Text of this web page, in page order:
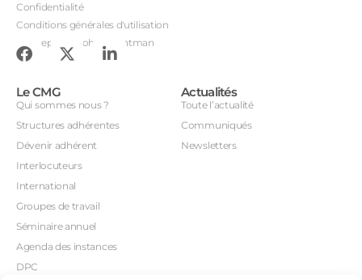
Confidentialité
Conditions générales d'utilisation
Conception : John Brightman
Le CMG
Qui sommes nous ?
Structures adhérentes
Dévenir adhérent
Interlocuteurs
International
Groupes de travail
Séminaire annuel
Agenda des instances
DPC
Actualités
Toute l’actualité
Communiqués
Newsletters